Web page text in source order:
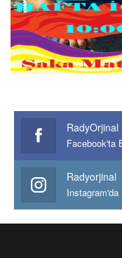
RadyOrjinal
Radyorjinal